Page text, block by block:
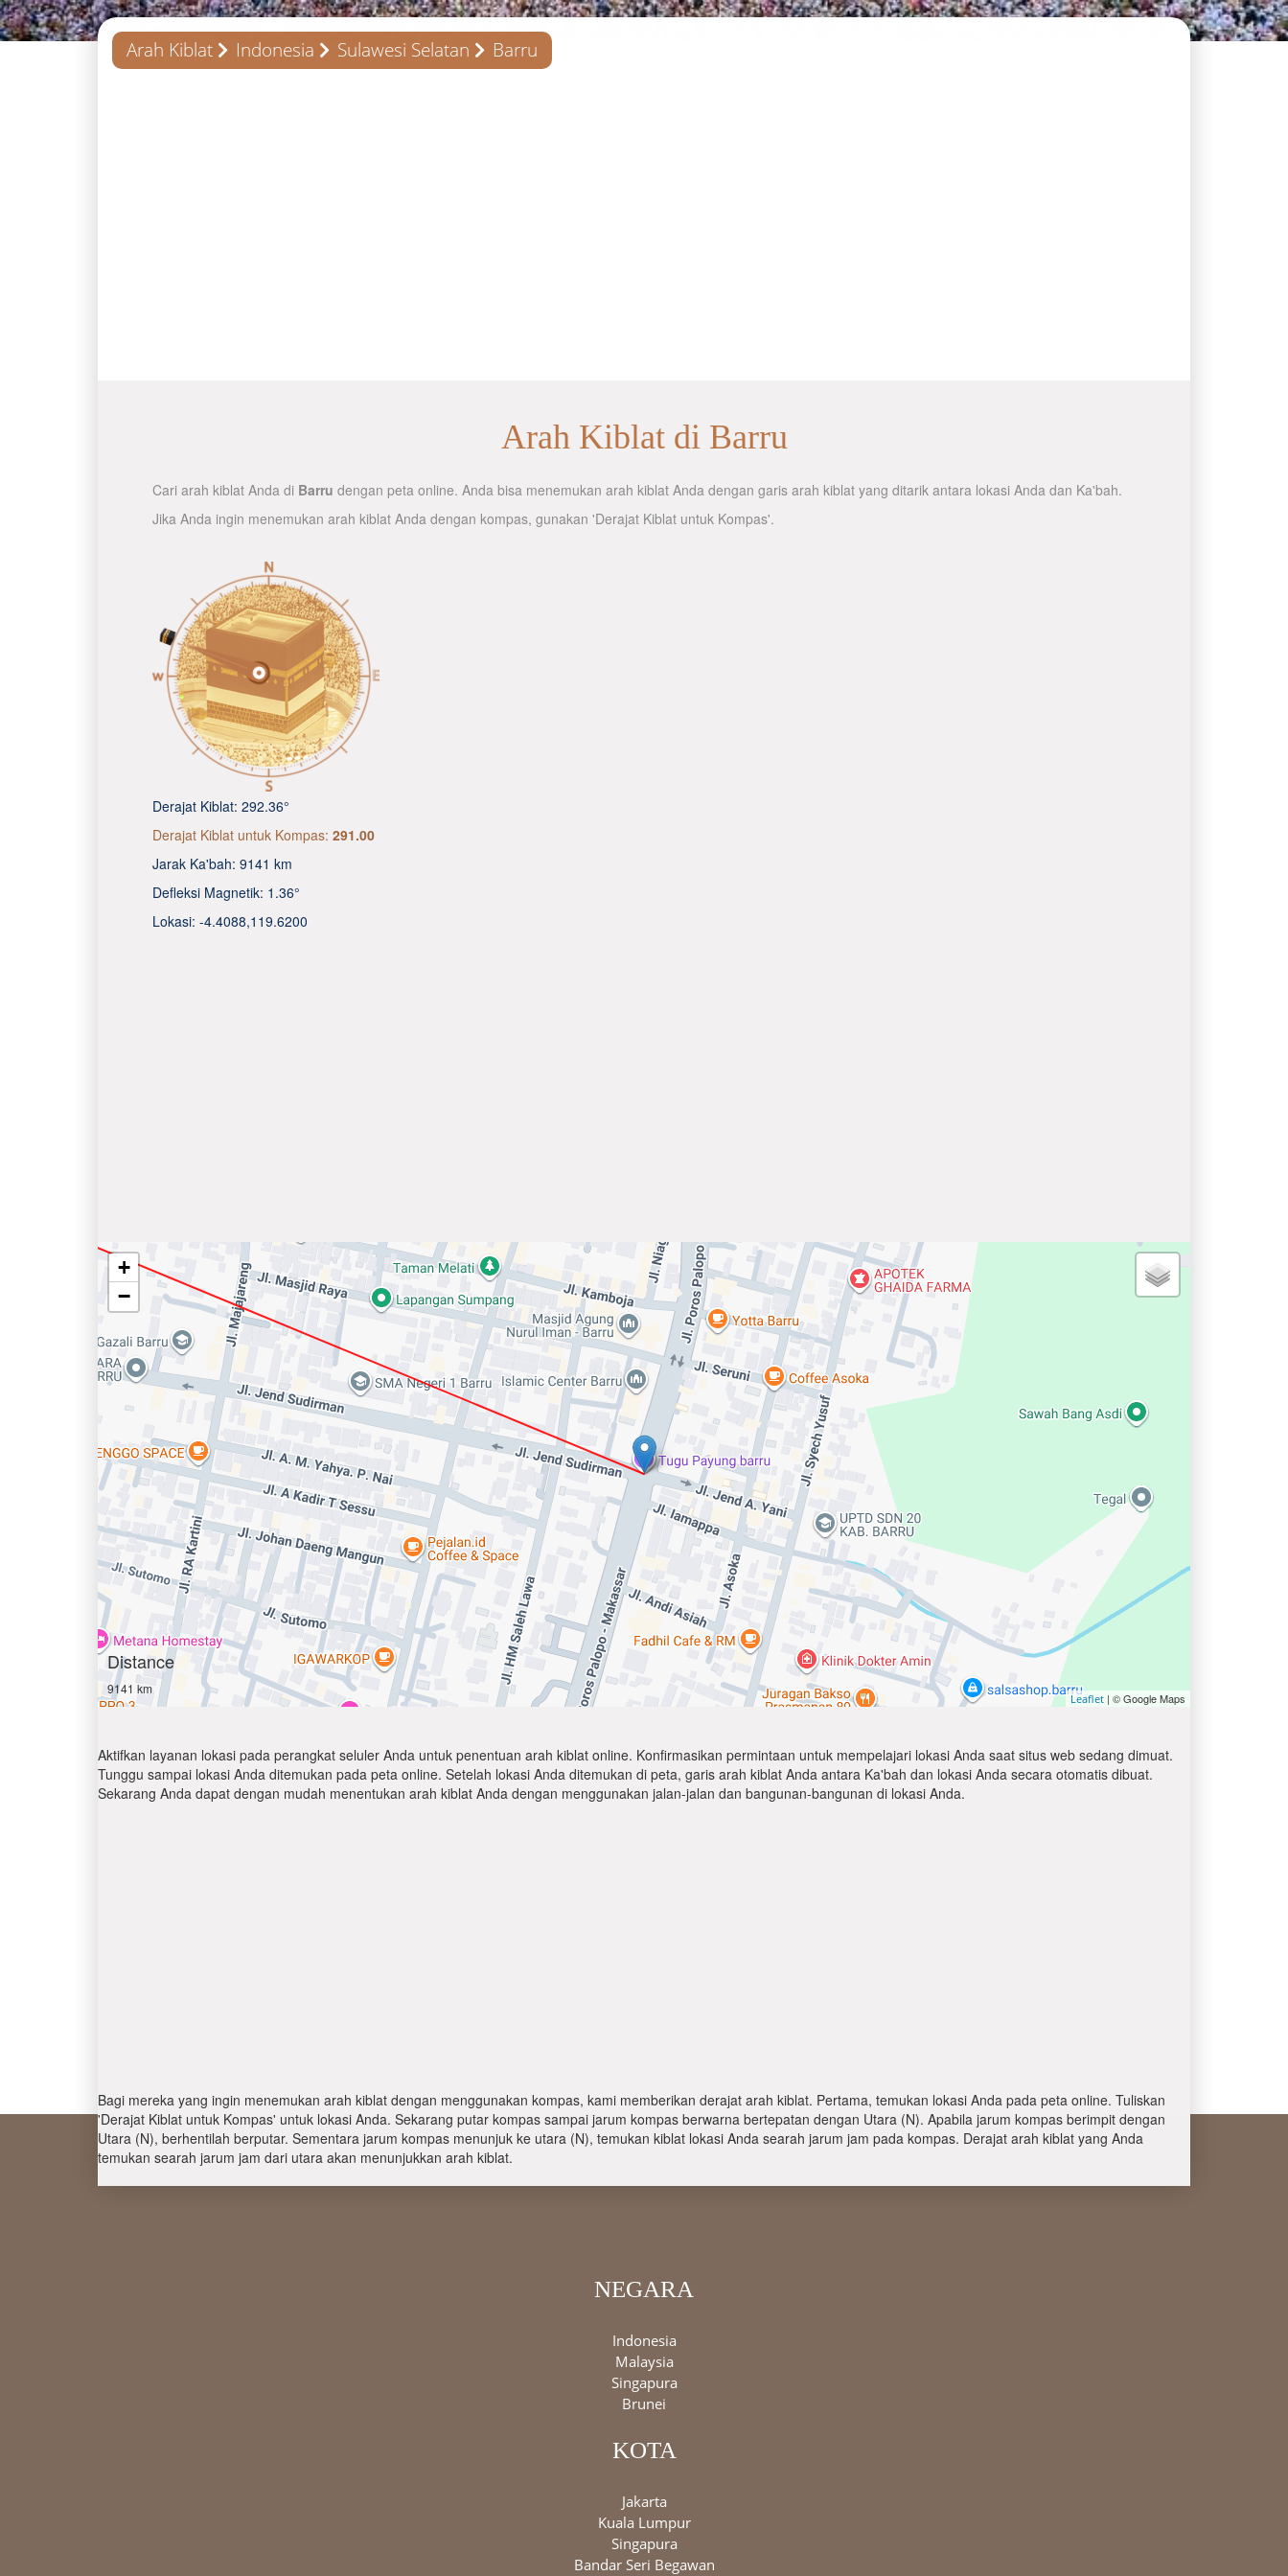
Arah Kiblat Indonesia Sulawesi Selatan Barru
Arah Kiblat di Barru
Cari arah kiblat Anda di Barru dengan peta online. Anda bisa menemukan arah kiblat Anda dengan garis arah kiblat yang ditarik antara lokasi Anda dan Ka'bah.
Jika Anda ingin menemukan arah kiblat Anda dengan kompas, gunakan 'Derajat Kiblat untuk Kompas'.
Derajat Kiblat: 292.36°
Derajat Kiblat untuk Kompas: 291.00
Jarak Ka'bah: 9141 km
Defleksi Magnetik: 1.36°
Lokasi: -4.4088,119.6200
+
−
Distance
9141 km
Leaflet | © Google Maps
Aktifkan layanan lokasi pada perangkat seluler Anda untuk penentuan arah kiblat online. Konfirmasikan permintaan untuk mempelajari lokasi Anda saat situs web sedang dimuat.
Tunggu sampai lokasi Anda ditemukan pada peta online. Setelah lokasi Anda ditemukan di peta, garis arah kiblat Anda antara Ka'bah dan lokasi Anda secara otomatis dibuat.
Sekarang Anda dapat dengan mudah menentukan arah kiblat Anda dengan menggunakan jalan-jalan dan bangunan-bangunan di lokasi Anda.
Bagi mereka yang ingin menemukan arah kiblat dengan menggunakan kompas, kami memberikan derajat arah kiblat. Pertama, temukan lokasi Anda pada peta online. Tuliskan
'Derajat Kiblat untuk Kompas' untuk lokasi Anda. Sekarang putar kompas sampai jarum kompas berwarna bertepatan dengan Utara (N). Apabila jarum kompas berimpit dengan
Utara (N), berhentilah berputar. Sementara jarum kompas menunjuk ke utara (N), temukan kiblat lokasi Anda searah jarum jam pada kompas. Derajat arah kiblat yang Anda
temukan searah jarum jam dari utara akan menunjukkan arah kiblat.
NEGARA
Indonesia
Malaysia
Singapura
Brunei
KOTA
Jakarta
Kuala Lumpur
Singapura
Bandar Seri Begawan